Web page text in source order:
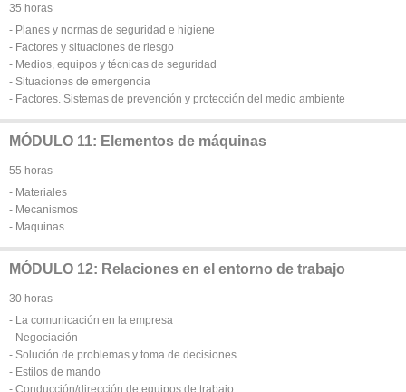
35 horas
- Planes y normas de seguridad e higiene
- Factores y situaciones de riesgo
- Medios, equipos y técnicas de seguridad
- Situaciones de emergencia
- Factores. Sistemas de prevención y protección del medio ambiente
MÓDULO 11: Elementos de máquinas
55 horas
- Materiales
- Mecanismos
- Maquinas
MÓDULO 12: Relaciones en el entorno de trabajo
30 horas
- La comunicación en la empresa
- Negociación
- Solución de problemas y toma de decisiones
- Estilos de mando
- Conducción/dirección de equipos de trabajo